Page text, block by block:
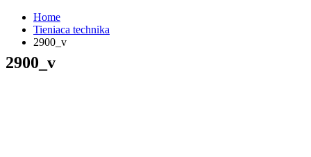
Home
Tieniaca technika
2900_v
2900_v